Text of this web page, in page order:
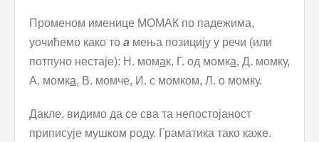
Променом именице МОМАК по падежима,
уочићемо како то а мења позицију у речи (или
потпуно нестаје): Н. момак, Г. од момка, Д. момку,
А. момка, В. момче, И. с момком, Л. о момку.
Дакле, видимо да се сва та непостојаност
приписује мушком роду. Граматика тако каже.